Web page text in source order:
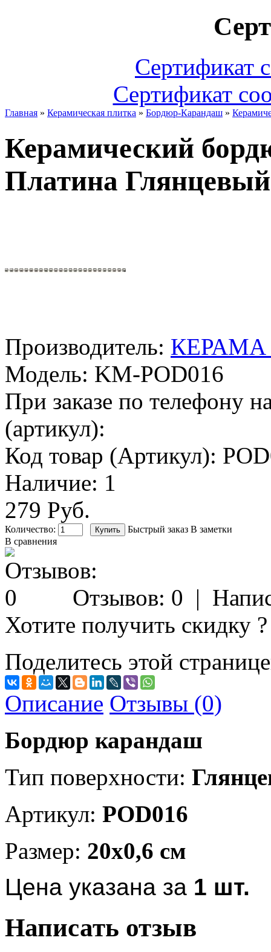
Сертификат
Сертификат
Главная » Керамическая плитка » Бордюр-Карандаш »
Керамический
Платина Глянцевый
Производитель:
Модель: KM-POD016
При заказе по телефону
(артикул):
Код товар (Артикул):
Наличие: 1
279 Руб.
Количество: Быстрый заказ В заметки
В сравнения
Отзывов: 0 |
Хотите получить скидку ?
Поделитесь этой
Описание Отзывы (0)
Бордюр карандаш
Тип поверхности:
Артикул: POD016
Размер: 20x0,6 см
Цена указана за 1 шт.
Написать отзыв